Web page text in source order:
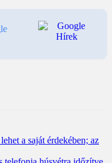
a saját érdekében; az